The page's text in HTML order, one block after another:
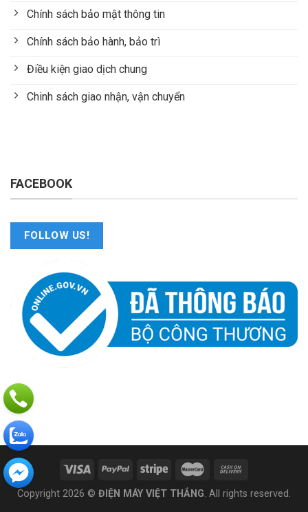
Chính sách bảo mật thông tin
Chính sách bảo hành, bảo trì
Điều kiện giao dịch chung
Chinh sách giao nhận, vận chuyển
FACEBOOK
FOLLOW US!
Copyright 2026 © ĐIỆN MÁY VIỆT THẮNG. All rights reserved.